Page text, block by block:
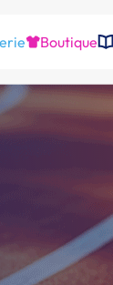
Boutique